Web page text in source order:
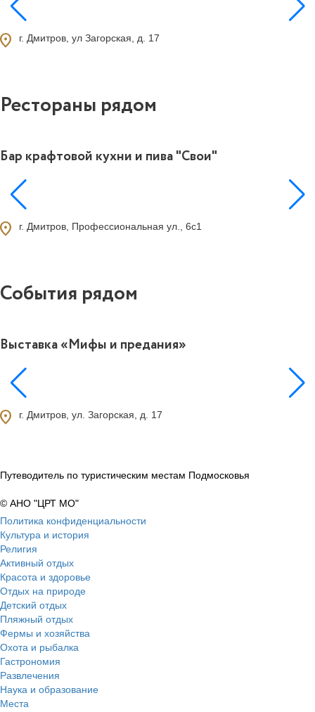
г. Дмитров, ул Загорская, д. 17
Рестораны рядом
Бар крафтовой кухни и пива "Свои"
г. Дмитров, Профессиональная ул., 6с1
События рядом
Выставка «Мифы и предания»
г. Дмитров, ул. Загорская, д. 17
Путеводитель по туристическим местам Подмосковья
© АНО "ЦРТ МО"
Политика конфиденциальности
Культура и история
Религия
Активный отдых
Красота и здоровье
Отдых на природе
Детский отдых
Пляжный отдых
Фермы и хозяйства
Охота и рыбалка
Гастрономия
Развлечения
Наука и образование
Места